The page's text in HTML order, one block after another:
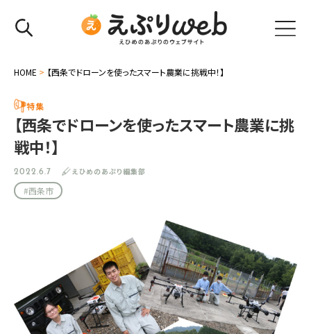
HOME > 【西条でドローンを使ったスマート農業に挑戦中！】
特集
【西条でドローンを使ったスマート農業に挑
戦中！】
2022.6.7 えひめのあぷり編集部
#西条市